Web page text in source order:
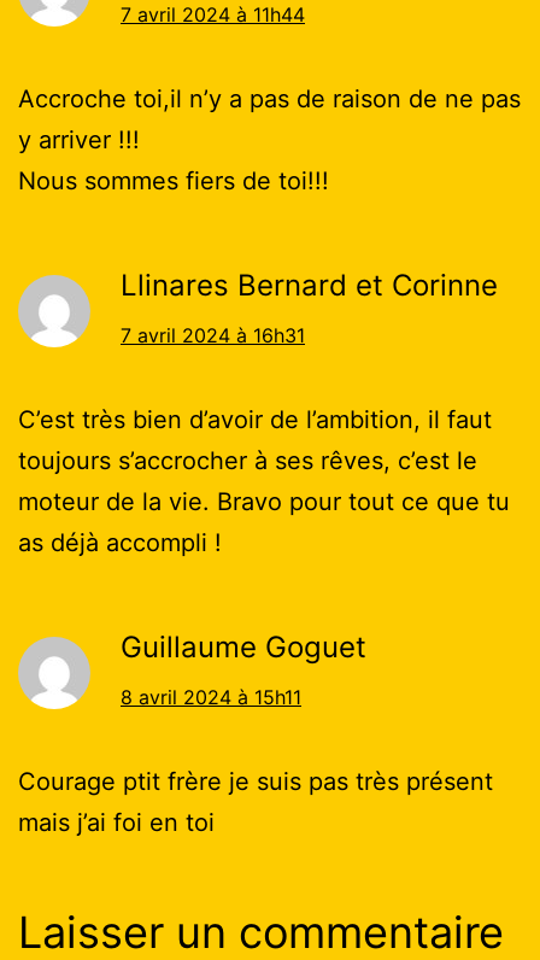
7 avril 2024 à 11h44
Accroche toi,il n’y a pas de raison de ne pas
y arriver !!!
Nous sommes fiers de toi!!!
Llinares Bernard et Corinne
7 avril 2024 à 16h31
C’est très bien d’avoir de l’ambition, il faut
toujours s’accrocher à ses rêves, c’est le
moteur de la vie. Bravo pour tout ce que tu
as déjà accompli !
Guillaume Goguet
8 avril 2024 à 15h11
Courage ptit frère je suis pas très présent
mais j’ai foi en toi
Laisser un commentaire